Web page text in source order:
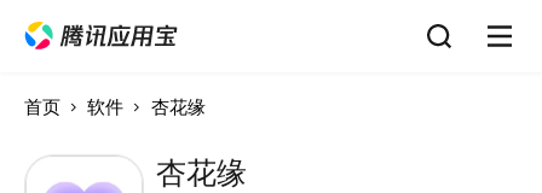
首页 软件 杏花缘
杏花缘